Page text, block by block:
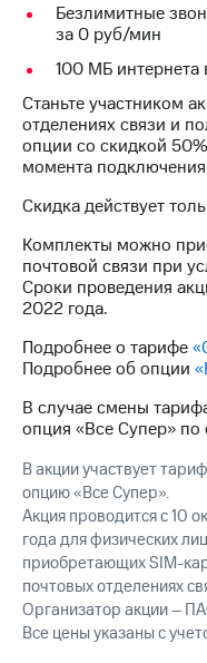
SIM-
карту
Оформить
eSIM
SIM-
карта
для
иностранцев
Оформить
чистый
номер
красивый
номер
Заменить
SIM-
Перейти
на
eSIM
Для дома
Выберите
и подключите
ТВ
при
оплате
с карты
МТС
Деньги
Выберите
и подключите
с выгодным
Тарифы
ТВ и телефон
для дома
Услуги
Личный
кабинет
интернета
и
ТВ
Личный
кабинет
спутникового
ТВ
Безлимитные
за 0 руб/мин
100 МБ интернета
Станьте участником
отделениях связи и
опции со скидкой
момента
Скидка действует
Комплекты можно
почтовой связи при
Сроки проведения
2022 года.
Подробнее о тарифе
Подробнее об опции
В случае смены
опция «Все Супер» по
В акции участвует
опцию «Все Супер».
Акция проводится с 10
года для физических
приобретающих SIM-
почтовых отделениях
Организатор акции –
Все цены указаны с